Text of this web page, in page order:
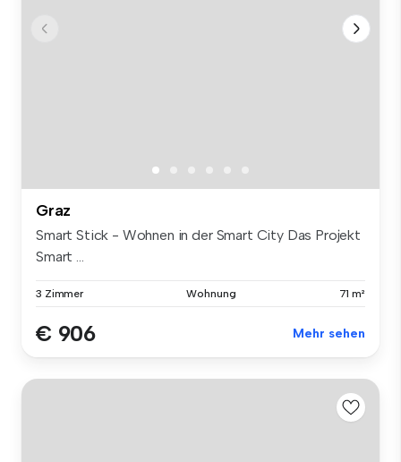
Graz
Smart Stick - Wohnen in der Smart City Das Projekt
Smart ...
3 Zimmer Wohnung 71 m²
€ 906 Mehr sehen